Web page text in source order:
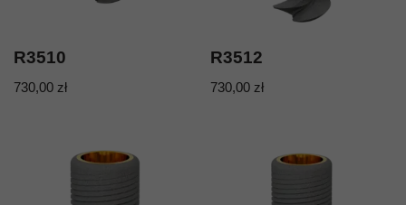
R3510
730,00 zł
R3512
730,00 zł